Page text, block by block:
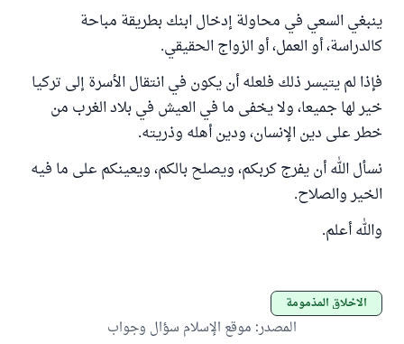
ينبغي السعي في محاولة إدخال ابنك بطريقة مباحة
كالدراسة، أو العمل، أو الزواج الحقيقي.
فإذا لم يتيسر ذلك فلعله أن يكون في انتقال الأسرة إلى تركيا
خير لها جميعا، ولا يخفى ما في العيش في بلاد الغرب من
خطر على دين الإنسان، ودين أهله وذريته.
نسأل الله أن يفرج كربكم، ويصلح بالكم، ويعينكم على ما فيه
الخير والصلاح.
والله أعلم.
الأخلاق المذمومة
المصدر: موقع الإسلام سؤال وجواب